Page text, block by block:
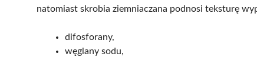
natomiast skrobia ziemniaczana podnosi teksturę
difosforany,
węglany sodu,